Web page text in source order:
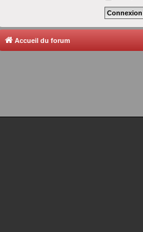
Accueil du forum